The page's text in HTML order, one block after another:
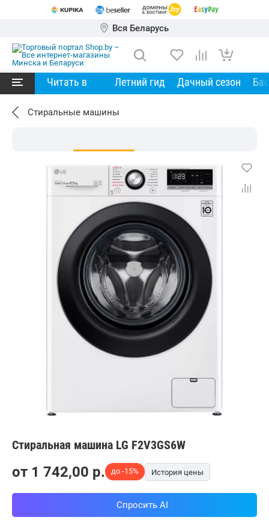
Вся Беларусь
Читать в Летний гид Дачный сезон
Стиральные машины
Стиральная машина LG F2V3GS6W
от 1 742,00 p. до -15% История цены
Спросить AI